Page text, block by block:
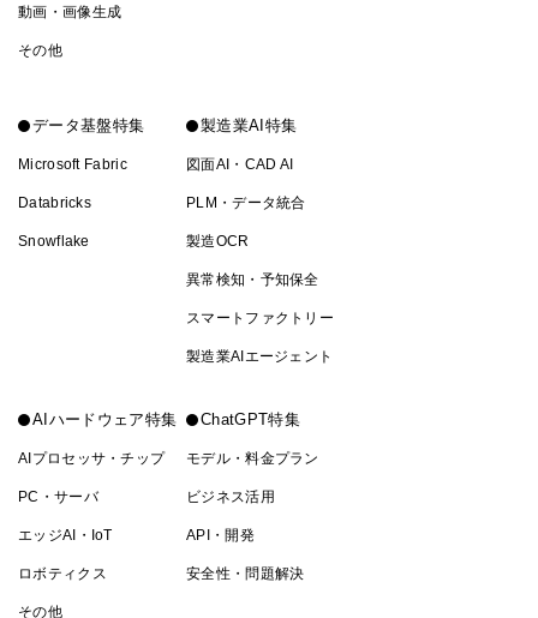
動画・画像生成
その他
データ基盤特集
Microsoft Fabric
Databricks
Snowflake
製造業AI特集
図面AI・CAD AI
PLM・データ統合
製造OCR
異常検知・予知保全
スマートファクトリー
製造業AIエージェント
AIハードウェア特集
AIプロセッサ・チップ
PC・サーバ
エッジAI・IoT
ロボティクス
その他
ChatGPT特集
モデル・料金プラン
ビジネス活用
API・開発
安全性・問題解決